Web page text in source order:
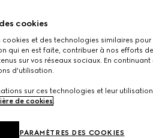
cookies
cookies et des technologies similaires
qui en est faite, contribuer à nos efforts
sur vos réseaux sociaux. En
d'utilisation.
sur ces technologies et leur
de cookies.
PARAMÈTRES DES COOKIES